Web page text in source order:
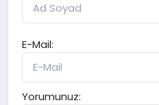
E-Mail:
Yorumunuz: